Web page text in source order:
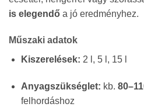
is elegendő a jó eredményhez.
Műszaki adatok
Kiszerelések: 2 l, 5 l, 15 l
Anyagszükséglet: kb.
felhordáshoz